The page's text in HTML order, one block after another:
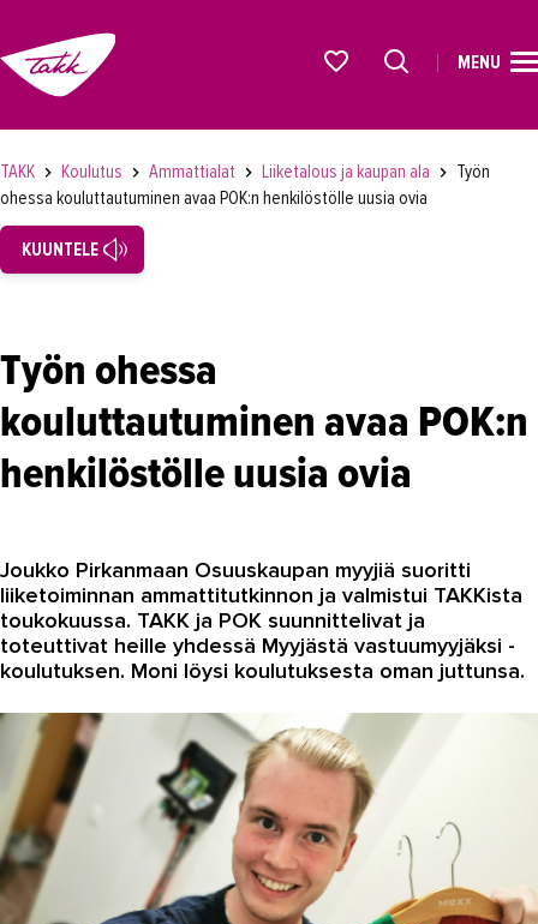
Koulutukset
Lyhytkurssit, testit ja kortit
Maahanmuuttaneiden koulutukset
Ammattialat
Asiakaspalvelu
Autoala
Hydrauliikka
Johtaminen ja esihenkilötyö
Kasvatus- ja ohjausala
Kauneudenhoito
Kiinteistönvälitys ja isännöinti
Kiinteistöpalvelut
Kone- ja tuotantotekniikka
MENU
TAKK Koulutus Ammattialat Liiketalous ja kaupan ala
Työn
ohessa kouluttautuminen avaa POK:n henkilöstölle uusia ovia
KUUNTELE
Työn ohessa
kouluttautuminen avaa POK:n
henkilöstölle uusia ovia
Joukko Pirkanmaan Osuuskaupan myyjiä suoritti
liiketoiminnan ammattitutkinnon ja valmistui TAKKista
toukokuussa. TAKK ja POK suunnittelivat ja
toteuttivat heille yhdessä Myyjästä vastuumyyjäksi -
koulutuksen. Moni löysi koulutuksesta oman juttunsa.